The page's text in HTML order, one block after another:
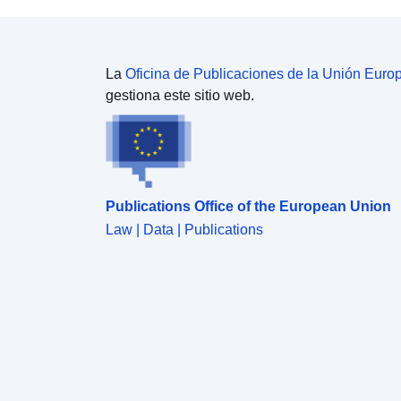
La Oficina de Publicaciones de la Unión
gestiona este sitio web.
Publications Office of the European Union
Law | Data | Publications